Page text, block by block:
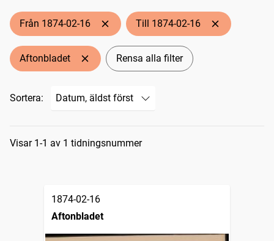
Från 1874-02-16 Till 1874-02-16
Aftonbladet Rensa alla filter
Sortera:
Sökresultat
Visar 1-1 av 1 tidningsnummer
1874-02-16
Aftonbladet